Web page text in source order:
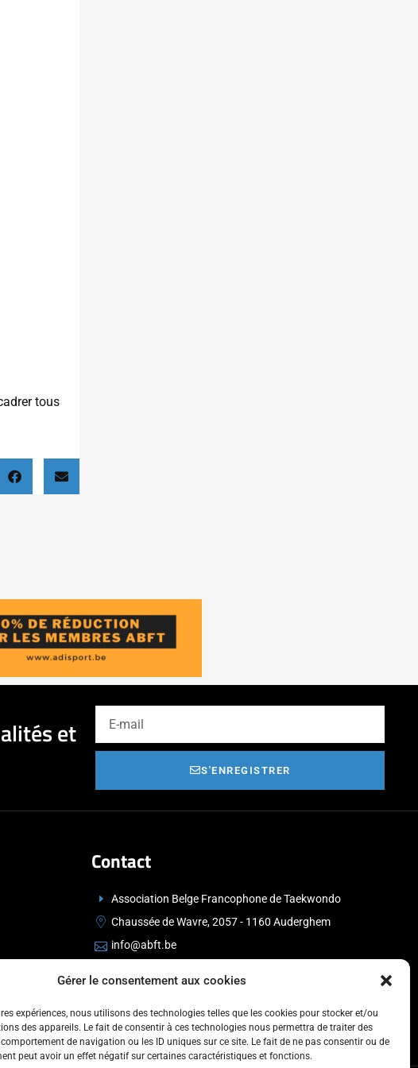
Gérer le consentement aux cookies
expériences, nous utilisons des technologies telles que les cookies pour stocker et/ou
des appareils. Le fait de consentir à ces technologies nous permettra de traiter des
de navigation ou les ID uniques sur ce site. Le fait de ne pas consentir ou de
peut avoir un effet négatif sur certaines caractéristiques et fonctions.
tous
et
S'ENREGISTRER
Contact
Association Belge Francophone de Taekwondo
Chaussée de Wavre, 2057 - 1160 Auderghem
info@abft.be